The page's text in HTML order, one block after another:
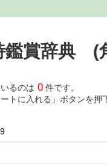
鑑賞辞典 (
るのは 0 件です。
トに入れる」ボタンを押